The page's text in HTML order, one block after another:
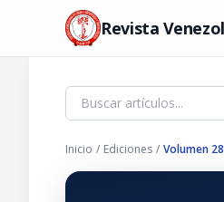
Revista
Inicio / Ediciones / Volumen 28